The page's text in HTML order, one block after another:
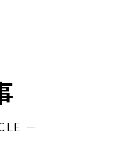
ー